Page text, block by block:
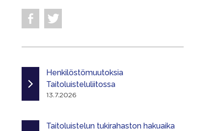
Henkilöstömuutoksia
Taitoluisteluliitossa
13.7.2026
Taitoluistelun tukirahaston hakuaika